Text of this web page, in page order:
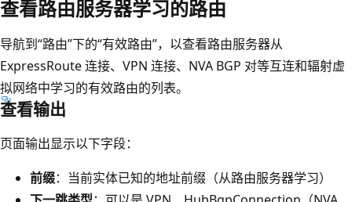
查看路由服务器学习的路由
导航到“路由”下的“有效路由”，以查看路由服务器从
ExpressRoute 连接、VPN 连接、NVA BGP 对等互连和辐射虚
拟网络中学习的有效路由的列表。
查看输出
页面输出显示以下字段：
前缀：当前实体已知的地址前缀（从路由服务器学习）